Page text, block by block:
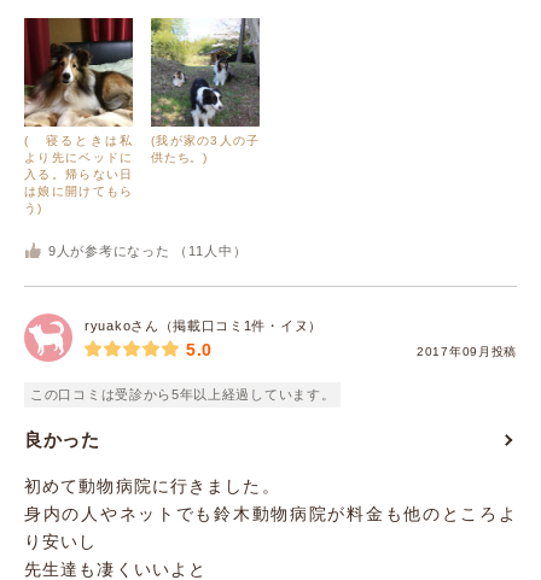
( 寝るときは私
より先にベッドに
入る。帰らない日
は娘に開けてもら
う)
(我が家の3人の子
供たち。)
9 人が参考になった （ 11 人中）
ryuakoさん（掲載口コミ1件・イヌ）
2017年09月投稿
5.0
この口コミは受診から5年以上経過しています。
良かった
初めて動物病院に行きました。
身内の人やネットでも鈴木動物病院が料金も他のところよ
り安いし
先生達も凄くいいよと